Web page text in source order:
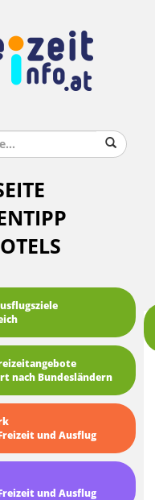
nach Bundesländern
und Ausflug
und Ausflug